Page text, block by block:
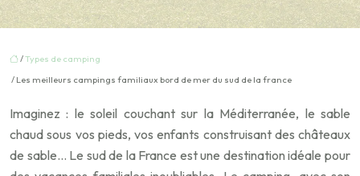
/Types de camping
/ Les meilleurs campings familiaux bord de mer du sud de la france
Imaginez : le soleil couchant sur la Méditerranée, le sable
chaud sous vos pieds, vos enfants construisant des châteaux
de sable… Le sud de la France est une destination idéale pour